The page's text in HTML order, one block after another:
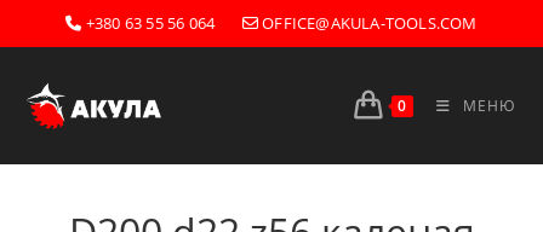
Перейти
к
+380 63 55 56 064 OFFICE@AKULA-TOOLS.COM
0 МЕНЮ